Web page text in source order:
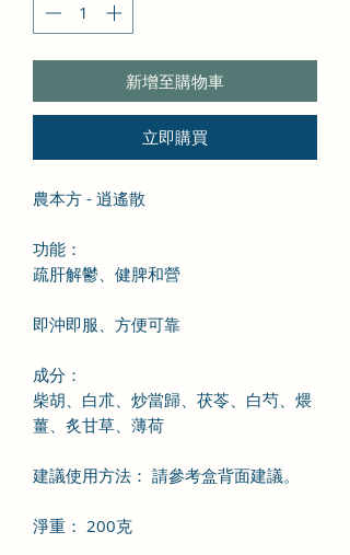
新增至購物車
立即購買
農本方 - 逍遙散
功能：
疏肝解鬱、健脾和營
即沖即服、方便可靠
成分：
柴胡、白朮、炒當歸、茯苓、白芍、煨
薑、炙甘草、薄荷
建議使用方法： 請參考盒背面建議。
淨重： 200克